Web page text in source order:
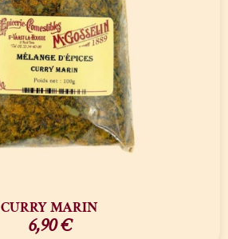
CURRY MARIN
6,90€